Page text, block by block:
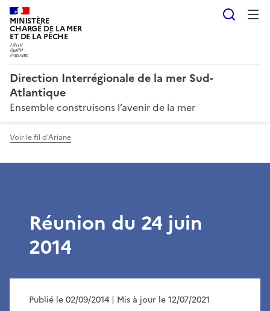
MINISTÈRE
CHARGÉ DE LA MER
ET DE LA PÊCHE
Direction Interrégionale de la mer Sud-
Atlantique
Ensemble construisons l’avenir de la mer
Voir le fil d'Ariane
Réunion du 24 juin
2014
Publié le 02/09/2014 | Mis à jour le 12/07/2021